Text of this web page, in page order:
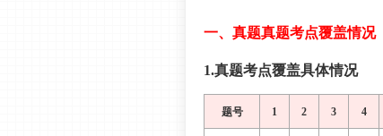
一、真题真题考点覆盖情况
1.真题考点覆盖具体情况
题号 1 2 3 4